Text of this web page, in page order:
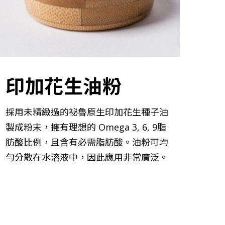
印加花生油粉
採用未精緻過的祕魯原生印加花生種子油
製成粉末，擁有理想的 Omega 3, 6, 9脂
肪酸比例，且含有必需脂肪酸。油粉可均
勻分散在水溶液中，因此應用非常廣泛。